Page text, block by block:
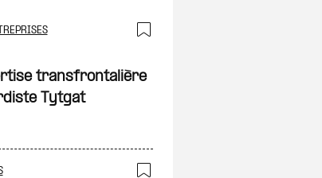
transfrontalière
Tytgat